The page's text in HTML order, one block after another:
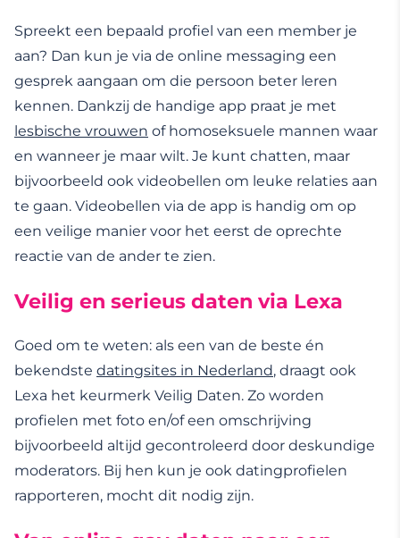
Spreekt een bepaald profiel van een member je
aan? Dan kun je via de online messaging een
gesprek aangaan om die persoon beter leren
kennen. Dankzij de handige app praat je met
lesbische vrouwen of homoseksuele mannen waar
en wanneer je maar wilt. Je kunt chatten, maar
bijvoorbeeld ook videobellen om leuke relaties aan
te gaan. Videobellen via de app is handig om op
een veilige manier voor het eerst de oprechte
reactie van de ander te zien.
Veilig en serieus daten via Lexa
Goed om te weten: als een van de beste én
bekendste datingsites in Nederland, draagt ook
Lexa het keurmerk Veilig Daten. Zo worden
profielen met foto en/of een omschrijving
bijvoorbeeld altijd gecontroleerd door deskundige
moderators. Bij hen kun je ook datingprofielen
rapporteren, mocht dit nodig zijn.